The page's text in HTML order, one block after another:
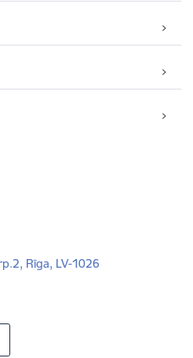
Rīga, LV-1026